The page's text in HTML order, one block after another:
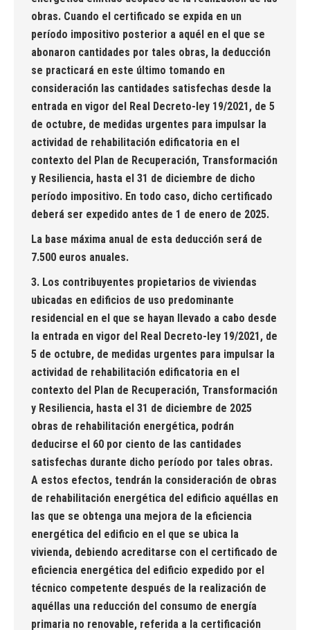
obras. Cuando el certificado se expida en un
período impositivo posterior a aquél en el que se
abonaron cantidades por tales obras, la deducción
se practicará en este último tomando en
consideración las cantidades satisfechas desde la
entrada en vigor del Real Decreto-ley 19/2021, de 5
de octubre, de medidas urgentes para impulsar la
actividad de rehabilitación edificatoria en el
contexto del Plan de Recuperación, Transformación
y Resiliencia, hasta el 31 de diciembre de dicho
período impositivo. En todo caso, dicho certificado
deberá ser expedido antes de 1 de enero de 2025.
La base máxima anual de esta deducción será de
7.500 euros anuales.
3. Los contribuyentes propietarios de viviendas
ubicadas en edificios de uso predominante
residencial en el que se hayan llevado a cabo desde
la entrada en vigor del Real Decreto-ley 19/2021, de
5 de octubre, de medidas urgentes para impulsar la
actividad de rehabilitación edificatoria en el
contexto del Plan de Recuperación, Transformación
y Resiliencia, hasta el 31 de diciembre de 2025
obras de rehabilitación energética, podrán
deducirse el 60 por ciento de las cantidades
satisfechas durante dicho período por tales obras.
A estos efectos, tendrán la consideración de obras
de rehabilitación energética del edificio aquéllas en
las que se obtenga una mejora de la eficiencia
energética del edificio en el que se ubica la
vivienda, debiendo acreditarse con el certificado de
eficiencia energética del edificio expedido por el
técnico competente después de la realización de
aquéllas una reducción del consumo de energía
primaria no renovable, referida a la certificación